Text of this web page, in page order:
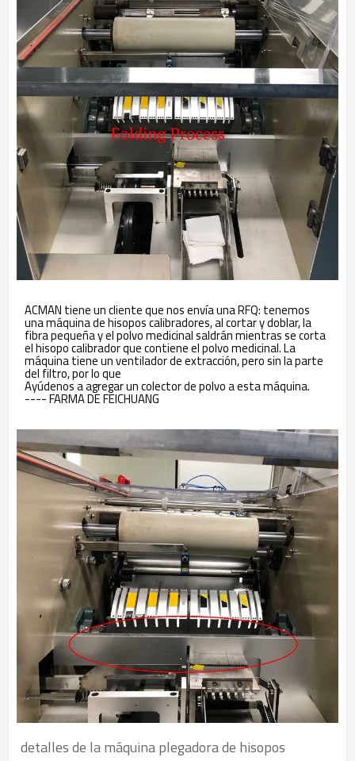
ACMAN tiene un cliente que nos envía una RFQ: tenemos
una máquina de hisopos calibradores, al cortar y doblar, la
fibra pequeña y el polvo medicinal saldrán mientras se corta
el hisopo calibrador que contiene el polvo medicinal. La
máquina tiene un ventilador de extracción, pero sin la parte
del filtro, por lo que
Ayúdenos a agregar un colector de polvo a esta máquina.
---- FARMA DE FEICHUANG
detalles de la máquina plegadora de hisopos